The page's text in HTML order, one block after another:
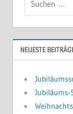
NEUESTE